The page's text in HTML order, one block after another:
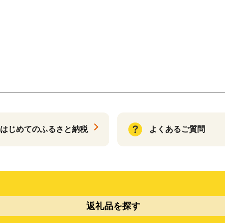
はじめてのふるさと納税 よくあるご質問
返礼品を探す